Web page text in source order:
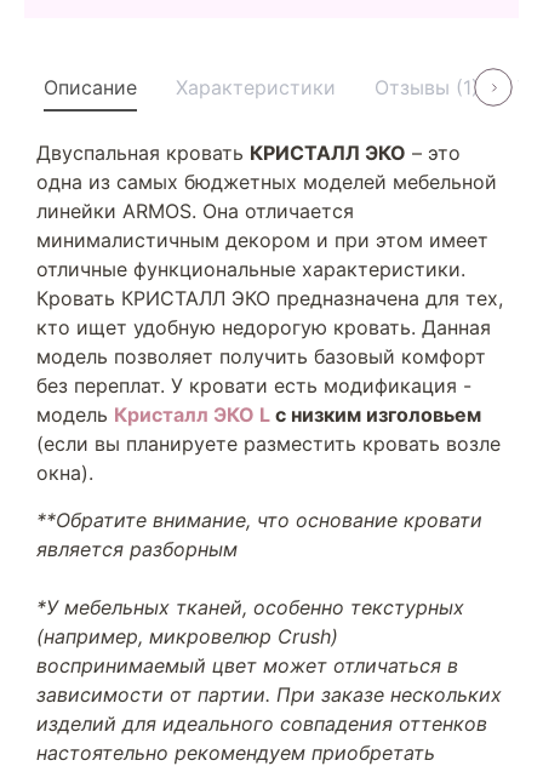
Описание Характеристики Отзывы (1)
Двуспальная кровать КРИСТАЛЛ ЭКО – это
одна из самых бюджетных моделей мебельной
линейки ARMOS. Она отличается
минималистичным декором и при этом имеет
отличные функциональные характеристики.
Кровать КРИСТАЛЛ ЭКО предназначена для тех,
кто ищет удобную недорогую кровать. Данная
модель позволяет получить базовый комфорт
без переплат. У кровати есть модификация -
модель Кристалл ЭКО L с низким изголовьем
(если вы планируете разместить кровать возле
окна).
**Обратите внимание, что основание кровати
является разборным
*У мебельных тканей, особенно текстурных
(например, микровелюр Crush)
воспринимаемый цвет может отличаться в
зависимости от партии. При заказе нескольких
изделий для идеального совпадения оттенков
настоятельно рекомендуем приобретать